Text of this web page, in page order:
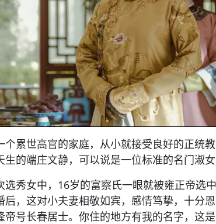
个累世高官的家庭，从小就接受良好的正统
的端庄文静，可以说是一位标准的名门淑女
选秀女中，16岁的富察氏一眼就被雍正帝选
后，这对小夫妻相敬如宾，感情笃挚，十分
号长春居士。你住的地方有我的名字，这是